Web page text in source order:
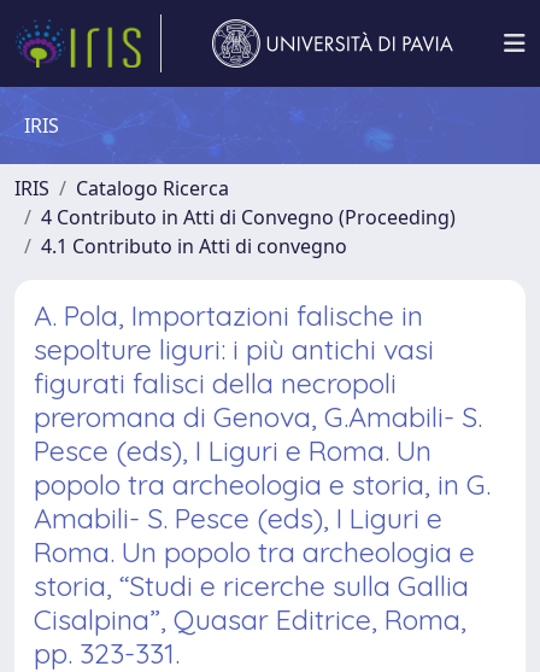
IRIS
IRIS
Catalogo Ricerca
4 Contributo in Atti di Convegno (Proceeding)
4.1 Contributo in Atti di convegno
A. Pola, Importazioni falische in
sepolture liguri: i più antichi vasi
figurati falisci della necropoli
preromana di Genova, G.Amabili- S.
Pesce (eds), I Liguri e Roma. Un
popolo tra archeologia e storia, in G.
Amabili- S. Pesce (eds), I Liguri e
Roma. Un popolo tra archeologia e
storia, “Studi e ricerche sulla Gallia
Cisalpina”, Quasar Editrice, Roma,
pp. 323-331.